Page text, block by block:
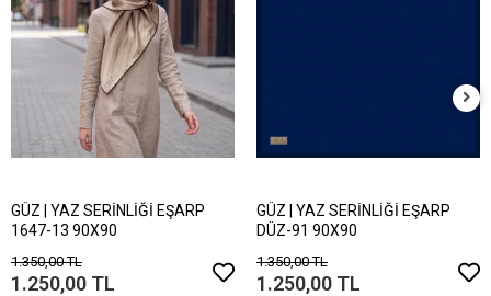
GÜZ | YAZ SERİNLİĞİ EŞARP
1647-13 90X90
1.350,00 TL
1.250,00 TL
GÜZ | YAZ SERİNLİĞİ EŞARP
DÜZ-91 90X90
1.350,00 TL
1.250,00 TL